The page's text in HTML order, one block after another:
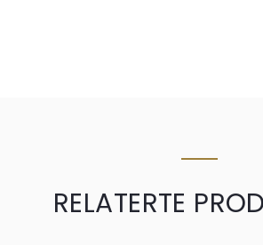
RELATERTE